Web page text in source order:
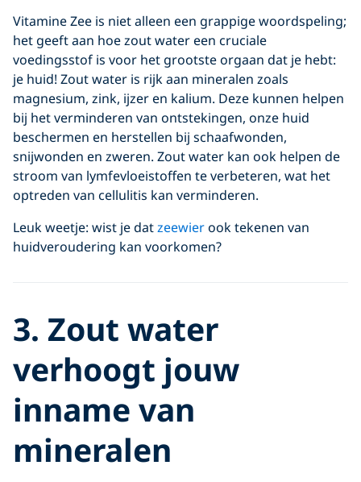
Vitamine Zee is niet alleen een grappige woordspeling;
het geeft aan hoe zout water een cruciale
voedingsstof is voor het grootste orgaan dat je hebt:
je huid! Zout water is rijk aan mineralen zoals
magnesium, zink, ijzer en kalium. Deze kunnen helpen
bij het verminderen van ontstekingen, onze huid
beschermen en herstellen bij schaafwonden,
snijwonden en zweren. Zout water kan ook helpen de
stroom van lymfevloeistoffen te verbeteren, wat het
optreden van cellulitis kan verminderen.
Leuk weetje: wist je datzeewierook tekenen van
huidveroudering kan voorkomen?
3. Zout water
verhoogt jouw
inname van
mineralen